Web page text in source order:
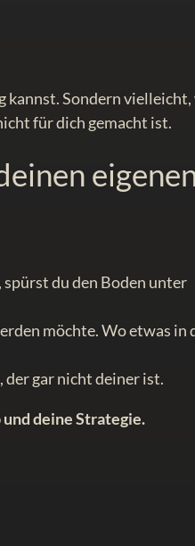
kannst. Sondern
für dich gemacht ist.
du den Boden unter
möchte. Wo etwas in
der gar nicht deiner ist.
und deine Strategie.